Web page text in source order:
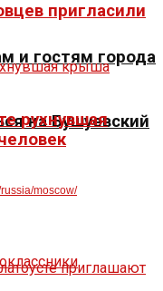
и гостям города
на Бушуевский
пригласили
рухнувшая
moscow/